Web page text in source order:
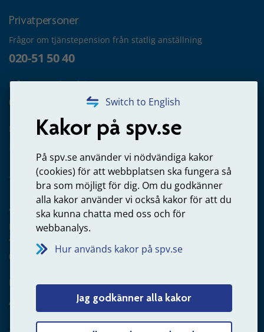
Switch to English
Kakor på spv.se
På spv.se använder vi nödvändiga kakor
(cookies) för att webbplatsen ska fungera så
bra som möjligt för dig. Om du godkänner
alla kakor använder vi också kakor för att du
ska kunna chatta med oss och för
webbanalys.
Hur används kakor på spv.se
Jag godkänner alla kakor
Privatpersoner
Frågor om tjänstepension från statlig anställning
020-51 50 40
Frågor om utbetalning
020-65 00 65
Kontakta oss
Arbetsgivare
Frågor om administration av tjänstepension från statlig
anställning
060-18 75 03
Kontakta oss
Arbetsgivare – skicka mejl till oss